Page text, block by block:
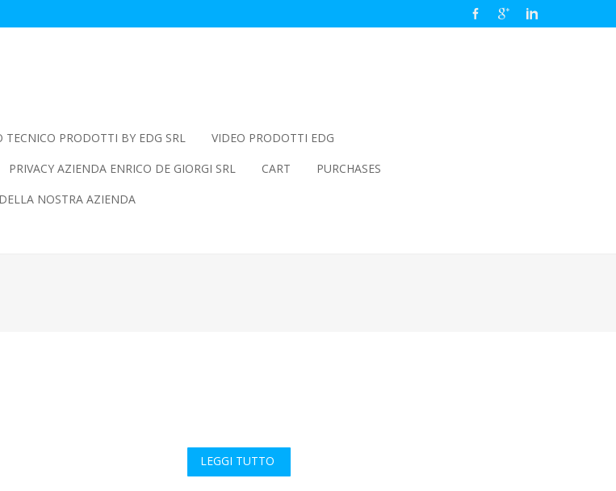
TECNICO PRODOTTI BY EDG SRL
VIDEO PRODOTTI EDG
PRIVACY AZIENDA ENRICO DE GIORGI SRL CART
PURCHASES
NOSTRA AZIENDA
LEGGI TUTTO